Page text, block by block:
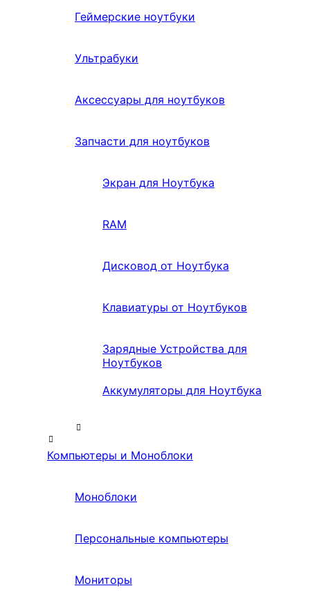
Геймерские ноутбуки
Ультрабуки
Аксессуары для ноутбуков
Запчасти для ноутбуков
Экран для Ноутбука
RAM
Дисковод от Ноутбука
Клавиатуры от Ноутбуков
Зарядные Устройства для
Ноутбуков
Аккумуляторы для Ноутбука
Компьютеры и Моноблоки
Моноблоки
Персональные компьютеры
Мониторы